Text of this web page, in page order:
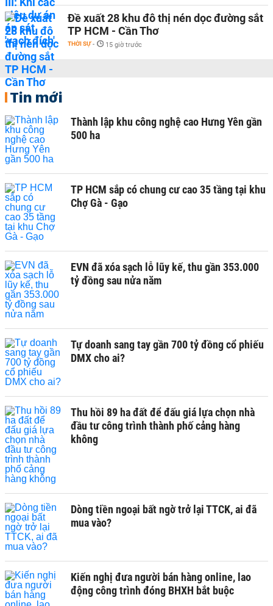
Đề xuất 28 khu đô thị nén dọc đường sắt
TP HCM - Cần Thơ
THỜI SỰ - 15 giờ trước
Tin mới
Thành lập khu công nghệ cao Hưng Yên gần
500 ha
TP HCM sắp có chung cư cao 35 tầng tại khu
Chợ Gà - Gạo
EVN đã xóa sạch lỗ lũy kế, thu gần 353.000
tỷ đồng sau nửa năm
Tự doanh sang tay gần 700 tỷ đồng cổ phiếu
DMX cho ai?
Thu hồi 89 ha đất để đấu giá lựa chọn nhà
đầu tư công trình thành phố cảng hàng
không
Dòng tiền ngoại bất ngờ trở lại TTCK, ai đã
mua vào?
Kiến nghị đưa người bán hàng online, lao
động công trình đóng BHXH bắt buộc